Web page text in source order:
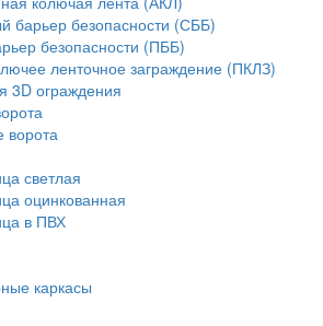
барьер безопасности (СББ)
безопасности (ПББ)
ленточное заграждение (ПКЛЗ)
3D ограждения
ворота
светлая
оцинкованная
в ПВХ
каркасы